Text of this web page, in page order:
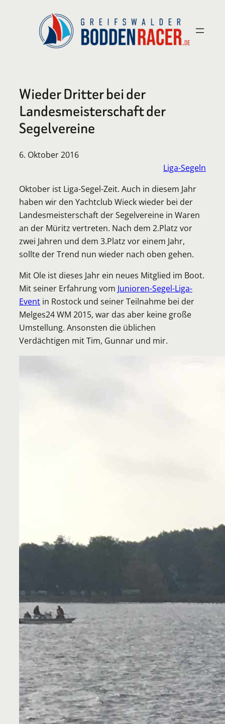
Wieder Dritter bei der
Landesmeisterschaft der
Segelvereine
6. Oktober 2016
Liga-Segeln
Oktober ist Liga-Segel-Zeit. Auch in diesem Jahr
haben wir den Yachtclub Wieck wieder bei der
Landesmeisterschaft der Segelvereine in Waren
an der Müritz vertreten. Nach dem 2.Platz vor
zwei Jahren und dem 3.Platz vor einem Jahr,
sollte der Trend nun wieder nach oben gehen.
Mit Ole ist dieses Jahr ein neues Mitglied im Boot.
Mit seiner Erfahrung vom Junioren-Segel-Liga-
Event in Rostock und seiner Teilnahme bei der
Melges24 WM 2015, war das aber keine große
Umstellung. Ansonsten die üblichen
Verdächtigen mit Tim, Gunnar und mir.